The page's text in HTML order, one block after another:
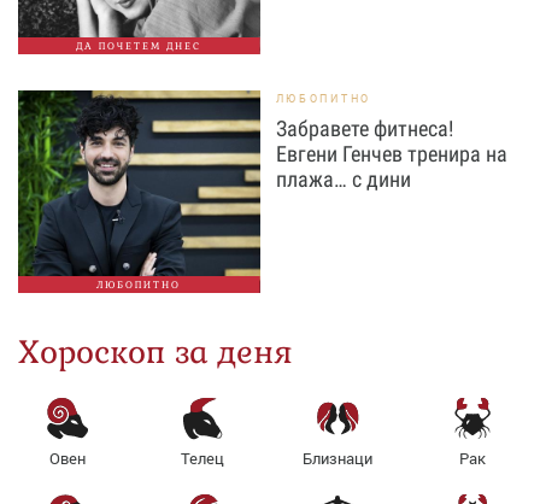
ДА ПОЧЕТЕМ ДНЕС
ЛЮБОПИТНО
ЛЮБОПИТНО
Забравете фитнеса!
Евгени Генчев тренира на
плажа… с дини
Хороскоп за деня
Овен Телец Близнаци Рак